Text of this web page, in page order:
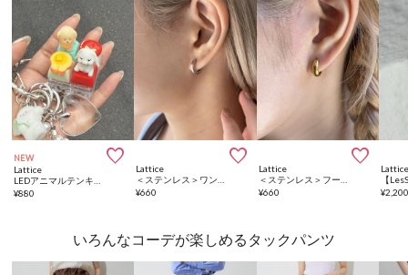
NEW 
Lattice
¥880

Lattice
¥660

Lattice
¥660 ¥
いろんなコーデが楽しめるタックパンツ